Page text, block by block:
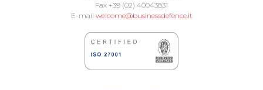
Fax +39 (02) 40043831
E-mail welcome@businessdefence.it